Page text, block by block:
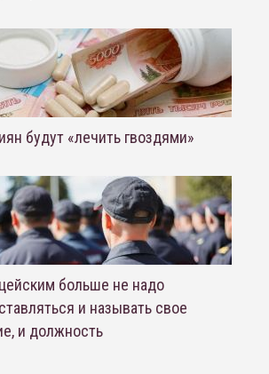
будут «лечить гвоздями»
больше не надо
и называть свое
и должность